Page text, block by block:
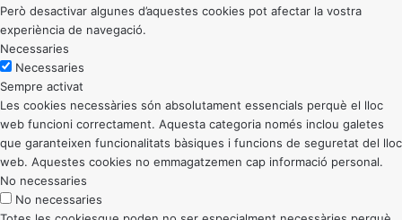
Però desactivar algunes d’aquestes cookies pot afectar la vostra
experiència de navegació.
Necessaries
Necessaries
Sempre activat
Les cookies necessàries són absolutament essencials perquè el lloc
web funcioni correctament. Aquesta categoria només inclou galetes
que garanteixen funcionalitats bàsiques i funcions de seguretat del lloc
web. Aquestes cookies no emmagatzemen cap informació personal.
No necessaries
No necessaries